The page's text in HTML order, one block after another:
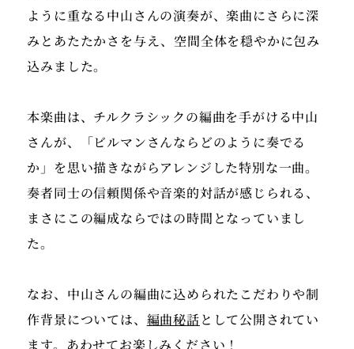
ように重なる中山さんの演奏が、楽曲にさらに深
みとあたたかさを与え、空間全体を穏やかに包み
込みました。
本楽曲は、チルクラシックの編曲を手がける中山
さんが、「ビルマンさんならどのように奏でる
か」を思い描きながらアレンジした特別な一曲。
奏者同士の信頼関係や音楽的対話が感じられる、
まさにこの編成ならではの時間となっていまし
た。
なお、中山さんの編曲に込められたこだわりや制
作背景については、 編曲秘話として公開されてい